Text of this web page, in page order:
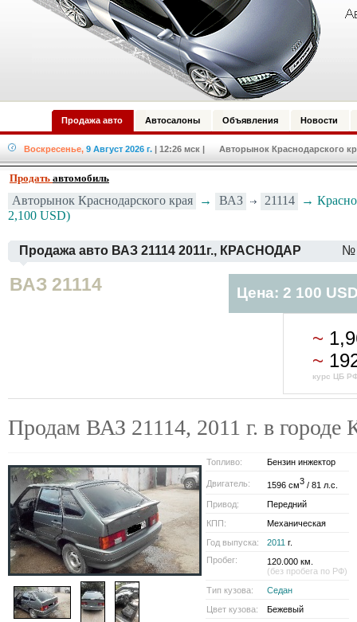
Продажа авто Автосалоны Объявления Новости
Воскресенье, 9 Август 2026 г. | 12:26 мск | Авторынок Краснодарского
Продать автомобиль
Авторынок Краснодарского края → ВАЗ 21114
→
2,100 USD)
Продажа авто ВАЗ 21114 2011г., КРАСНОДАР №
ВАЗ 21114 Цена: 2 100
~
~
курс ЦБ
Продам ВАЗ 21114, 2011 г. в
Топливо: Бензин инжектор
Двигатель: 1596 см3 / 81 л.с.
Привод:
Передний
КПП:
Механическая
Год выпуска:
2011 г.
Пробег:
120.000 км.
(без пробега по РФ)
Тип кузова:
Седан
Цвет кузова:
Бежевый